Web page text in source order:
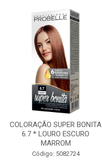
COLORAÇÃO SUPER BONITA
6.7 * LOURO ESCURO
MARROM
Código: 5082724